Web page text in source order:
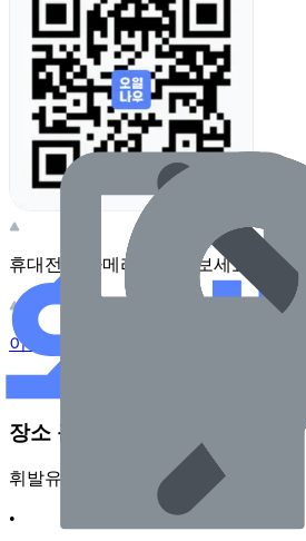
휴대전화 카메라로 찍어보세요
이 주유소의 사장님이신가요?
장소 근처 주유소
휘발유
•